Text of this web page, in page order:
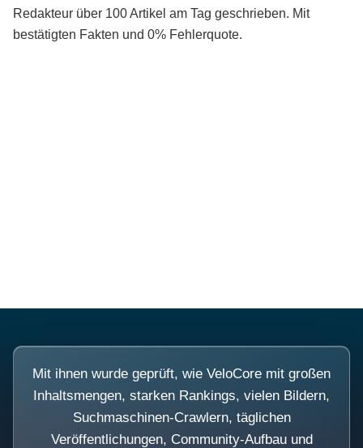
Redakteur über 100 Artikel am Tag geschrieben. Mit
bestätigten Fakten und 0% Fehlerquote.
Mit ihnen wurde geprüft, wie VeloCore mit großen
Inhaltsmengen, starken Rankings, vielen Bildern,
Suchmaschinen-Crawlern, täglichen
Veröffentlichungen, Community-Aufbau und